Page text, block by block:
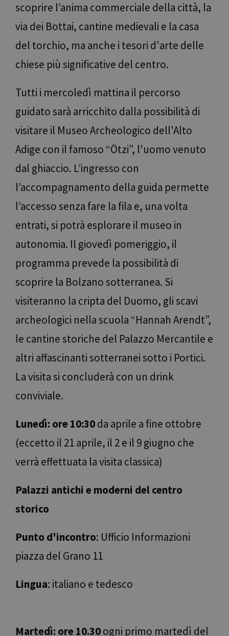
scoprire l’anima commerciale della città, la
via dei Bottai, cantine medievali e la casa
del torchio, ma anche i tesori d'arte delle
chiese più significative del centro.
Tutti i mercoledì mattina il percorso
guidato sarà arricchito dalla possibilità di
visitare il Museo Archeologico dell'Alto
Adige con il famoso “Ötzi”, l'uomo venuto
dal ghiaccio. L’ingresso con
l’accompagnamento della guida permette
l’accesso senza fare la fila e, una volta
entrati, si potrà esplorare il museo in
autonomia. Il giovedì pomeriggio, il
programma prevede la possibilità di
scoprire la Bolzano sotterranea. Si
visiteranno la cripta del Duomo, gli scavi
archeologici nella scuola “Hannah Arendt”,
le cantine storiche del Palazzo Mercantile e
altri affascinanti sotterranei sotto i Portici.
La visita si concluderà con un drink
conviviale.
Lunedì: ore 10:30da aprile a fine ottobre
(eccetto il 21 aprile, il 2 e il 9 giugno che
verrà effettuata la visita classica)
Palazzi antichi e moderni del centro
storico
Punto d'incontro: Ufficio Informazioni
piazza del Grano 11
Lingua: italiano e tedesco
Martedì: ore 10.30ogni primo martedì del